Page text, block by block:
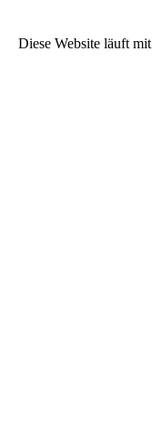
Diese Website läuft mit